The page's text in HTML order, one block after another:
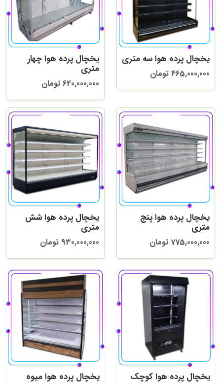
یخچال پرده هوا سه متری
465,000,000 تومان
یخچال پرده هوا چهار
متری
620,000,000 تومان
یخچال پرده هوا پنج
متری
775,000,000 تومان
یخچال پرده هوا شش
متری
930,000,000 تومان
یخچال پرده هوا کوچک یخچال پرده هوا میوه